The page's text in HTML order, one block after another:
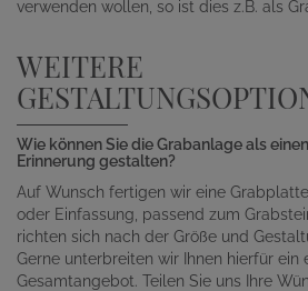
verwenden wollen, so ist dies z.B. als
WEITERE
Wie können Sie die Grabanlage als
Erinnerung gestalten?
Auf Wunsch fertigen wir eine
oder Einfassung, passend zum
richten sich nach der Größe und
Gerne unterbreiten wir Ihnen hierfür ein
Gesamtangebot. Teilen Sie uns Ihre